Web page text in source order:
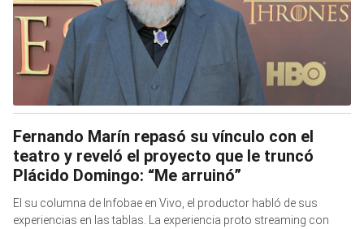
Fernando Marín repasó su vínculo con el
teatro y reveló el proyecto que le truncó
Plácido Domingo: “Me arruinó”
El su columna de Infobae en Vivo, el productor habló de sus
experiencias en las tablas. La experiencia proto streaming con